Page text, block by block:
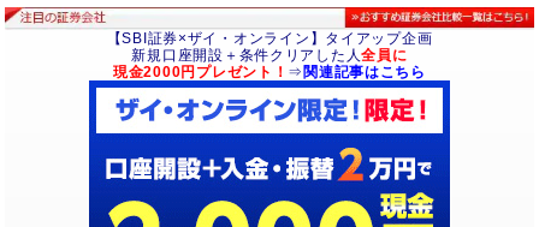
【SBI証券×ザイ・オンライン】タイアップ企画
新規口座開設＋条件クリアした人全員に
現金2000円プレゼント！ ⇒ 関連記事はこちら